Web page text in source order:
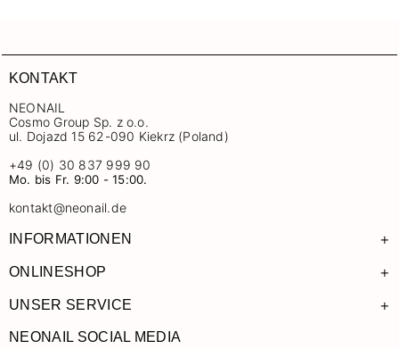
KONTAKT
NEONAIL
Cosmo Group Sp. z o.o.
ul. Dojazd 15 62-090 Kiekrz (Poland)
+49 (0) 30 837 999 90
Mo. bis Fr. 9:00 - 15:00.
kontakt@neonail.de
INFORMATIONEN +
ONLINESHOP +
UNSER SERVICE +
NEONAIL SOCIAL MEDIA